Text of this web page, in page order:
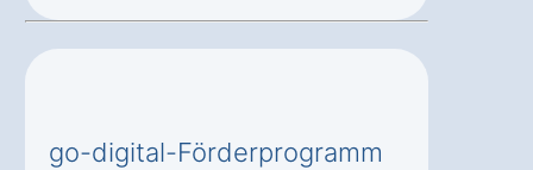
go-digital-Förderprogramm